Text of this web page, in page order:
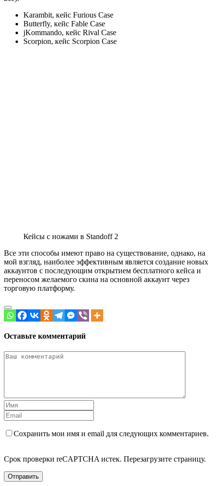
Karambit, кейс Furious Case
Butterfly, кейс Fable Case
jKommando, кейс Rival Case
Scorpion, кейс Scorpion Case
Кейсы с ножами в Standoff 2
Все эти способы имеют право на существование, однако, на
мой взгляд, наиболее эффективным является создание новых
аккаунтов с последующим открытием бесплатного кейса и
переносом желаемого скина на основной аккаунт через
торговую платформу.
Оставьте комментарий
Сохранить мои имя и email для следующих комментариев.
Срок проверки reCAPTCHA истек. Перезагрузите страницу.
Отправить